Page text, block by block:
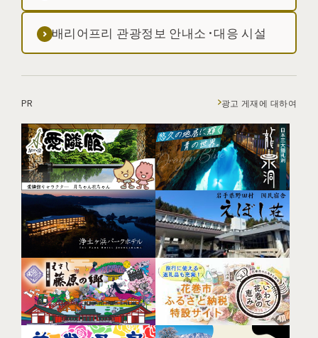
배리어프리 관광정보 안내소·대응 시설
PR 광고 게재에 대하여